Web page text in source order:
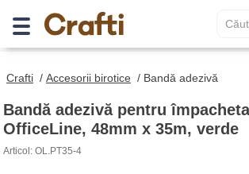
Crafti / Accesorii birotice / Bandă adezivă
Bandă adezivă pentru
OfficeLine, 48mm x 35m, verde
Articol: OL.PT35-4